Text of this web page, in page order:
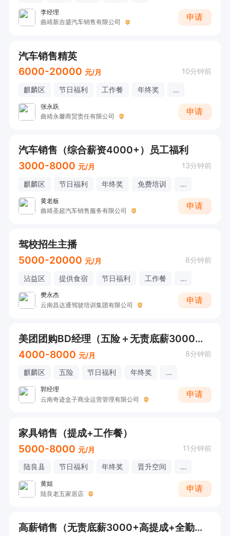
李经理
曲靖新吉盛汽车销售有限公司
申请
汽车销售精英
6000-20000 元/月 10分钟前
麒麟区 节日福利 工作餐 年终奖 ...
张永跃
曲靖永馨商贸责任有限公司
申请
汽车销售（综合薪资4000+）员工福利
3000-8000 元/月 13分钟前
麒麟区 节日福利 年终奖 免费培训 ...
黄老板
曲靖圣超汽车销售服务有限公司
申请
驾校招生主播
5000-20000 元/月 8分钟前
沾益区 提供食宿 节日福利 工作餐 ...
樊永杰
云南昌达通驾驶培训集团有限公司
申请
美团团购BD经理（五险＋无责底薪3000＋提成＋奖金）
4000-8000 元/月 8分钟前
麒麟区 五险 节日福利 年终奖 ...
郭经理
云南奇迹盒子商业运营管理有限公司
申请
家具销售（提成+工作餐）
5000-8000 元/月 11分钟前
陆良县 节日福利 年终奖 晋升空间 ...
黄姐
陆良老五家居店
申请
高薪销售（无责底薪3000+高提成+全勤奖+免费带薪培训+节假日福利+晋升空间）